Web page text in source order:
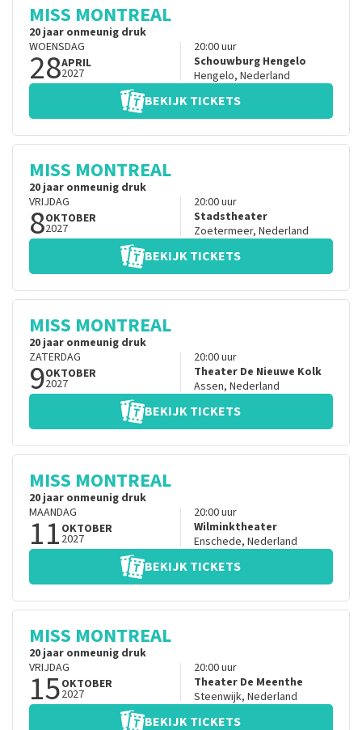
MISS MONTREAL
20 jaar onmeunig druk
WOENSDAG
28APRIL
2027
20:00uur
Schouwburg Hengelo
Hengelo, Nederland
BEKIJK TICKETS
MISS MONTREAL
20 jaar onmeunig druk
VRIJDAG
8OKTOBER
2027
20:00uur
Stadstheater
Zoetermeer, Nederland
BEKIJK TICKETS
MISS MONTREAL
20 jaar onmeunig druk
ZATERDAG
9OKTOBER
2027
20:00uur
Theater De Nieuwe Kolk
Assen, Nederland
BEKIJK TICKETS
MISS MONTREAL
20 jaar onmeunig druk
MAANDAG
11 OKTOBER
2027
20:00uur
Wilminktheater
Enschede, Nederland
BEKIJK TICKETS
MISS MONTREAL
20 jaar onmeunig druk
VRIJDAG
15OKTOBER
2027
20:00uur
Theater De Meenthe
Steenwijk, Nederland
BEKIJK TICKETS